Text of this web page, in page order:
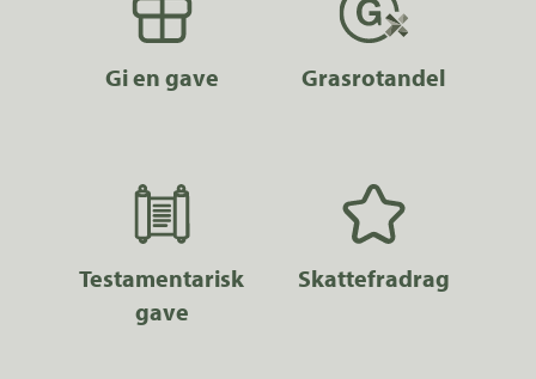
Gi en gave Grasrotandel
Testamentarisk
gave
Skattefradrag